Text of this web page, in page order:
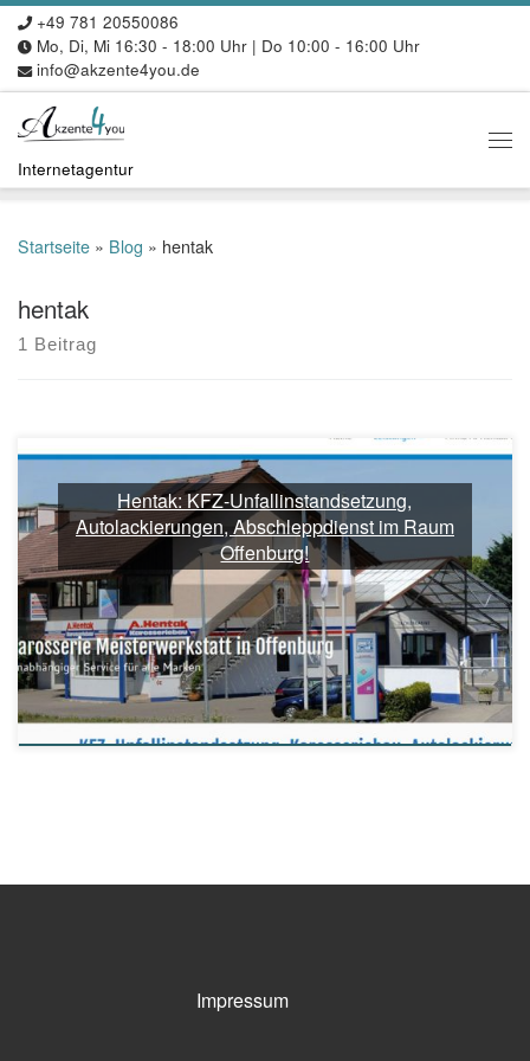
Zum Inhalt springen
+49 781 20550086
Mo, Di, Mi 16:30 - 18:00 Uhr | Do 10:00 - 16:00 Uhr
info@akzente4you.de
Internetagentur
Startseite » Blog » hentak
hentak
1 Beitrag
Hentak: KFZ-Unfallinstandsetzung,
Autolackierungen, Abschleppdienst im Raum
Offenburg!
Impressum